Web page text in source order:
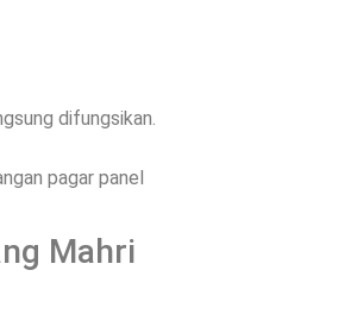
difungsikan.
pagar panel
Mahri